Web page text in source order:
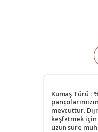
Kumaş Türü :
mevcuttur.
keşfetmek
uzun süre